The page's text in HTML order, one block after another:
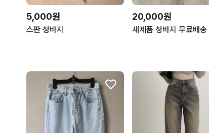
5,000원
스판 청바지
20,000원
새제품 청바지 무료배송